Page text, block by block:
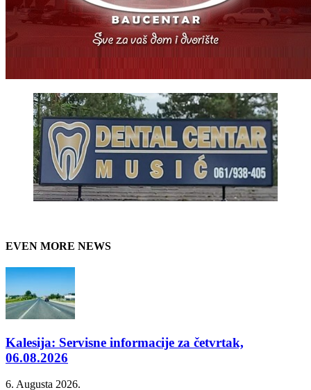
EVEN MORE NEWS
Kalesija: Servisne informacije za četvrtak,
06.08.2026
6. Augusta 2026.